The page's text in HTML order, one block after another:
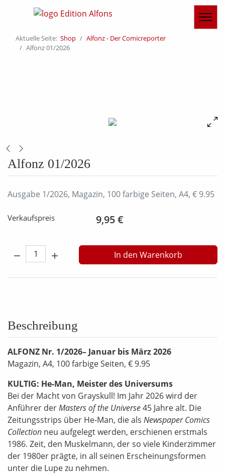
Aktuelle Seite: Shop
Alfonz - Der Comicreporter
Alfonz 01/2026
Alfonz 01/2026
Ausgabe 1/2026, Magazin, 100 farbige Seiten, A4, € 9.95
Verkaufspreis 9,95 €
Menge: In den Warenkorb
Beschreibung
ALFONZ Nr. 1/2026– Januar bis März 2026
Magazin, A4, 100 farbige Seiten, € 9.95
KULTIG: He-Man, Meister des Universums
Bei der Macht von Grayskull! Im Jahr 2026 wird der
Anführer derMasters of the Universe45 Jahre alt. Die
Zeitungsstrips über He-Man, die als Newspaper Comics
Collection neu aufgelegt werden, erschienen erstmals
1986. Zeit, den Muskelmann, der so viele Kinderzimmer
der 1980er prägte, in all seinen Erscheinungsformen
unter die Lupe zu nehmen.